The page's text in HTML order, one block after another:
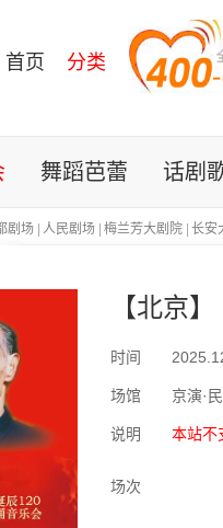
首页 分类
舞蹈芭蕾 话剧
剧场 人民剧场 梅兰芳大剧院 长安
【北京
时间
场馆 京演·
说明 本站不
场次